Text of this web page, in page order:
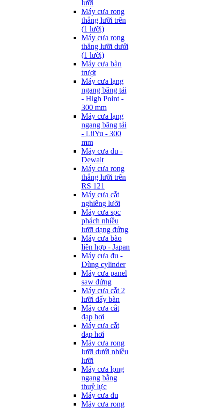
lưỡi
Máy cưa rong
thẳng lưỡi trên
(1 lưỡi)
Máy cưa rong
thẳng lưỡi dưới
(1 lưỡi)
Máy cưa bàn
trượt
Máy cưa lạng
ngang băng tải
- High Point -
300 mm
Máy cưa lạng
ngang băng tải
- LiiYu - 300
mm
Máy cưa đu -
Dewalt
Máy cưa rong
thẳng lưỡi trên
RS 121
Máy cưa cắt
nghiêng lưỡi
Máy cưa sọc
phách nhiều
lưỡi dạng đứng
Máy cưa bào
liên hợp - Japan
Máy cưa đu -
Dùng cylinder
Máy cưa panel
saw đứng
Máy cưa cắt 2
lưỡi đẩy bàn
Máy cưa cắt
đạp hơi
Máy cưa cắt
đạp hơi
Máy cưa rong
lưỡi dưới nhiều
lưỡi
Máy cưa lọng
ngang bằng
thuỷ lực
Máy cưa đu
Máy cưa rong